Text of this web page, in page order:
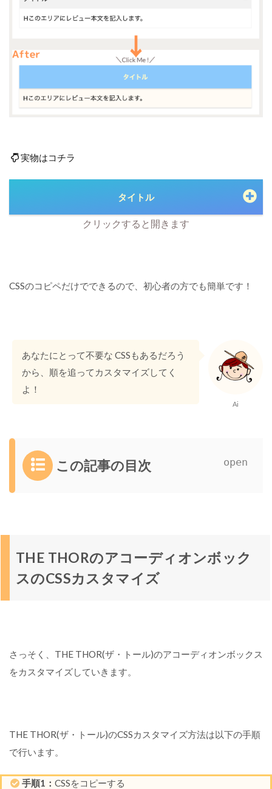
実物はコチラ
タイトル
CSSのコピペだけでできるので、初心者の方でも簡単です！
Ai
あなたにとって不要な CSSもあるだろう
から、順を追ってカスタマイズしてく
よ！
この記事の目次
T
O
デ
ィ
ク
ス
C
THE THORのアコーディオンボック
スのCSSカスタマイズ
さっそく、THE THOR(ザ・トール)のアコーディオンボックス
をカスタマイズしていきます。
THE THOR(ザ・トール)のCSSカスタマイズ方法は以下の手順
で行います。
手順1：CSSをコピーする